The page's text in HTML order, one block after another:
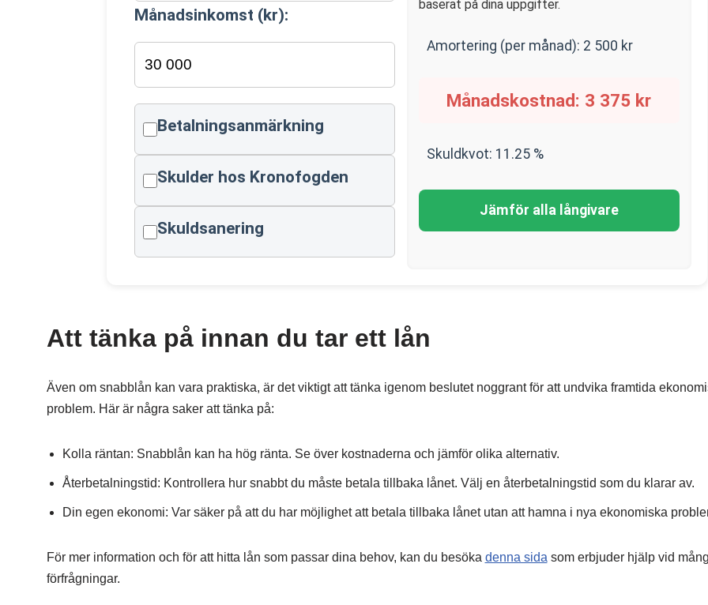
Månadsinkomst (kr):
Betalningsanmärkning
Skulder hos Kronofogden
Skuldsanering
baserat på dina uppgifter.
Amortering (per månad): 2 500 kr
Månadskostnad: 3 375 kr
Skuldkvot: 11.25%
Jämför alla långivare
Att tänka på innan du tar ett lån
Även om snabblån kan vara praktiska, är det viktigt att tänka igenom beslutet noggrant för att undvika framtida
problem. Här är några saker att tänka på:
Kolla räntan: Snabblån kan ha hög ränta. Se över kostnaderna och jämför olika alternativ.
Återbetalningstid: Kontrollera hur snabbt du måste betala tillbaka lånet. Välj en återbetalningstid som du klarar av.
Din egen ekonomi: Var säker på att du har möjlighet att betala tillbaka lånet utan att hamna i nya ekonomiska
För mer information och för att hitta lån som passar dina behov, kan du besöka denna sida som erbjuder hjälp vid
förfrågningar.